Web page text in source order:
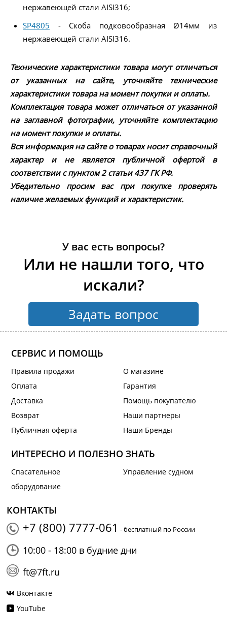
нержавеющей стали AISI316;
SP4805 - Скоба подковообразная Ø14мм из
нержавеющей стали AISI316.
Технические характеристики товара могут отличаться
от указанных на сайте, уточняйте технические
характеристики товара на момент покупки и оплаты.
Комплектация товара может отличаться от указанной
на заглавной фотографии, уточняйте комплектацию
на момент покупки и оплаты.
Вся информация на сайте о товарах носит справочный
характер и не является публичной офертой в
соответствии с пунктом 2 статьи 437 ГК РФ.
Убедительно просим вас при покупке проверять
наличие желаемых функций и характеристик.
У вас есть вопросы?
Или не нашли того, что
искали?
Задать вопрос
СЕРВИС И ПОМОЩЬ
Правила продажи
Оплата
Доставка
Возврат
Публичная оферта
О магазине
Гарантия
Помощь покупателю
Наши партнеры
Наши Бренды
ИНТЕРЕСНО И ПОЛЕЗНО ЗНАТЬ
Спасательное
оборудование
Управление судном
КОНТАКТЫ
+7 (800) 7777-061 - бесплатный по России
10:00 - 18:00 в будние дни
ft@7ft.ru
Вконтакте
YouTube